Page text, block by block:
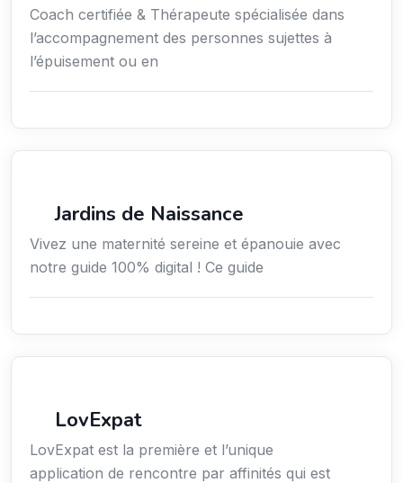
Coach certifiée & Thérapeute spécialisée dans
l’accompagnement des personnes sujettes à
l’épuisement ou en
Jardins de Naissance
Vivez une maternité sereine et épanouie avec
notre guide 100% digital ! Ce guide
LovExpat
LovExpat est la première et l’unique
application de rencontre par affinités qui est